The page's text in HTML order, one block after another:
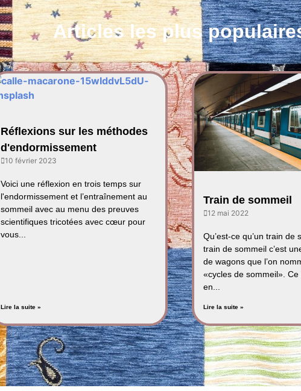
Articles les plus
Réflexions sur les méthodes
d'endormissement
10 février 2023
Voici une réflexion en trois temps sur
l'endormissement et l’entraînement au
sommeil avec au menu des preuves
scientifiques tricotées avec cœur pour
vous...
Lire la suite »
Train de sommeil
12 mai 2022
Qu’est-ce qu’un train de
train de sommeil c’est
de wagons que l’on
«cycles de sommeil».
en...
Lire la suite »